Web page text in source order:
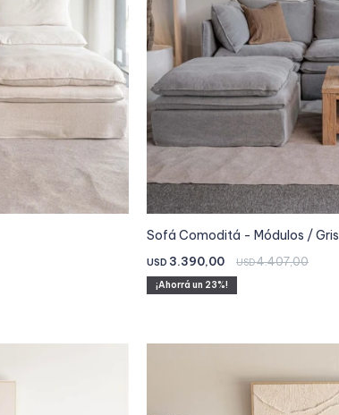
Sofá Comoditá - Módulos / Gris
USD 3.390,00 USD4.407,00
23